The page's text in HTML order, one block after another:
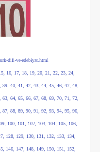
dili-ve-edebiyat.html
16, 17, 18, 19, 20, 21, 22, 23, 24,
40, 41, 42, 43, 44, 45, 46, 47, 48,
64, 65, 66, 67, 68, 69, 70, 71, 72,
88, 89, 90, 91, 92, 93, 94, 95, 96,
100, 101, 102, 103, 104, 105, 106,
128, 129, 130, 131, 132, 133, 134,
146, 147, 148, 149, 150, 151, 152,